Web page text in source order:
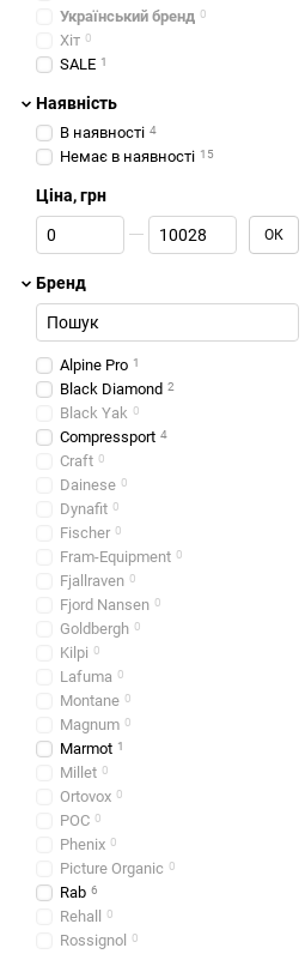
Український бренд 0
Хіт 0
SALE 1
Наявність
В наявності 4
Немає в наявності 15
Ціна, грн
Від Ціна, грн
До Ціна, грн ОК
Бренд
Alpine Pro 1
Black Diamond 2
Black Yak 0
Compressport 4
Craft 0
Dainese 0
Dynafit 0
Fischer 0
Fram-Equipment 0
Fjallraven 0
Fjord Nansen 0
Goldbergh 0
Kilpi 0
Lafuma 0
Montane 0
Magnum 0
Marmot 1
Millet 0
Ortovox 0
POC 0
Phenix 0
Picture Organic 0
Rab 6
Rehall 0
Rossignol 0